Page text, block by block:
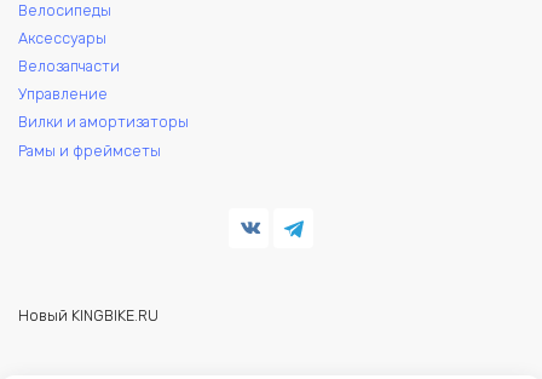
Велосипеды
Аксессуары
Велозапчасти
Управление
Вилки и амортизаторы
Рамы и фреймсеты
Новый KINGBIKE.RU